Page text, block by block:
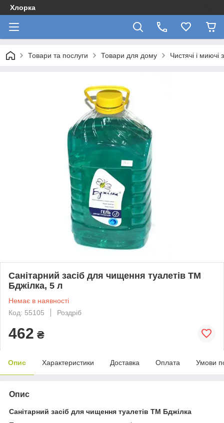
Хлорка
Товари та послуги Товари для дому Чистячі і миючі
Санітарний засіб для чищення туалетів ТМ
Бджілка, 5 л
Немає в наявності
Код: 55105
Роздріб
462 ₴
Опис Характеристики Доставка Оплата Умови
Опис
Санітарний засіб для чищення туалетів ТМ Бджілка